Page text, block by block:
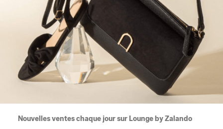
Nouvelles ventes chaque jour sur Lounge by Zalando